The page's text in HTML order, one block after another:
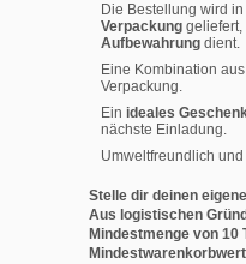
Die Bestellung wird
Verpackung
Aufbewahrung dient.
Eine Kombination
Verpackung.
Ein ideales
nächste Einladung.
Umweltfreundlich
Stelle dir deinen
Aus logistischen
Mindestmenge von 10